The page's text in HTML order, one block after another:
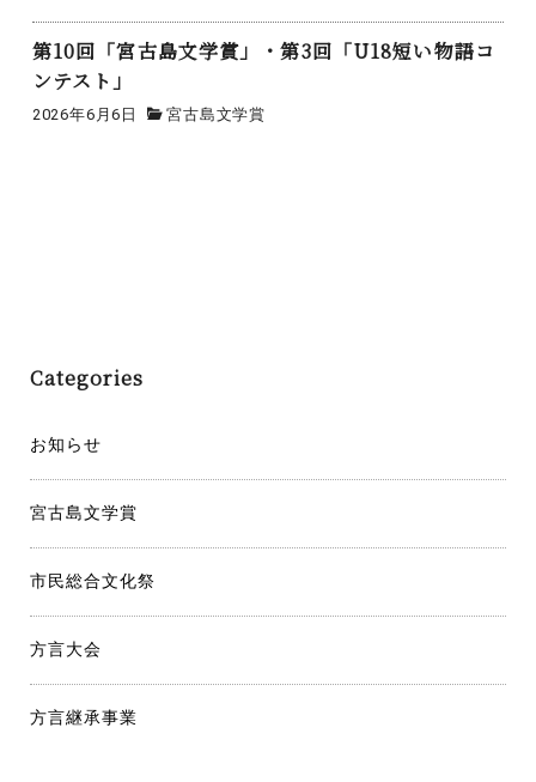
第10回「宮古島文学賞」・第3回「U18短い物語コ
ンテスト」
2026年6月6日 宮古島文学賞
シ
ョ
ン
Categories
お知らせ
宮古島文学賞
市民総合文化祭
方言大会
方言継承事業